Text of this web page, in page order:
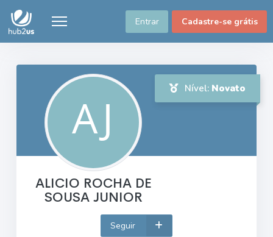
Entrar Cadastre-se grátis
Nível: Novato
ALICIO ROCHA DE
SOUSA JUNIOR
Seguir